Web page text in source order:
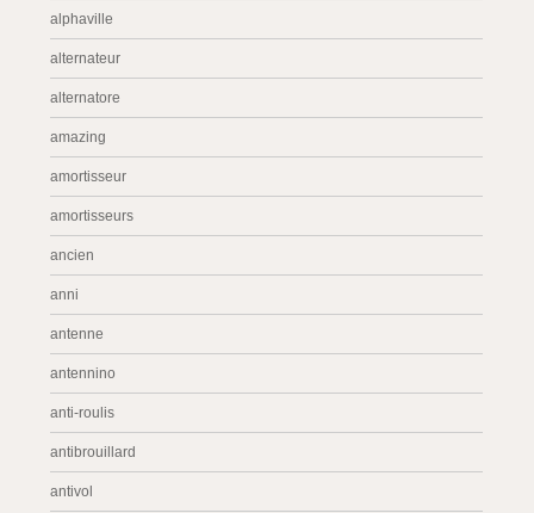
alphaville
alternateur
alternatore
amazing
amortisseur
amortisseurs
ancien
anni
antenne
antennino
anti-roulis
antibrouillard
antivol